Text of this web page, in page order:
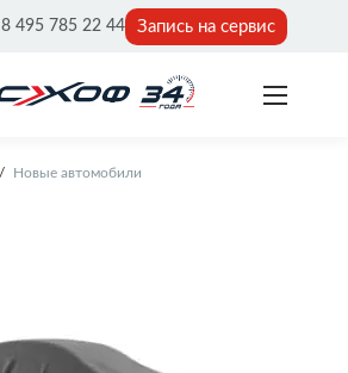
8 495 785 22 44 Запись на сервис
Новые автомобили